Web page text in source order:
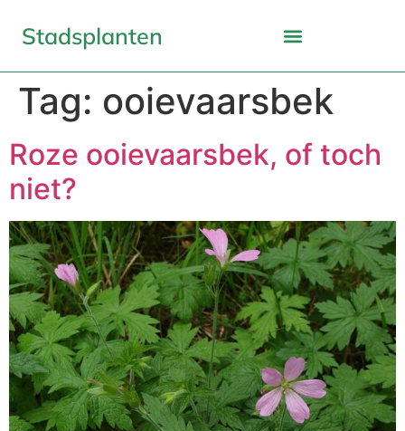
Stadsplanten
Tag: ooievaarsbek
Roze ooievaarsbek, of toch
niet?